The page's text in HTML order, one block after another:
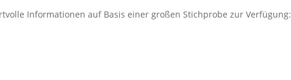
Informationen auf Basis einer großen Stichprobe zur Verfügung: